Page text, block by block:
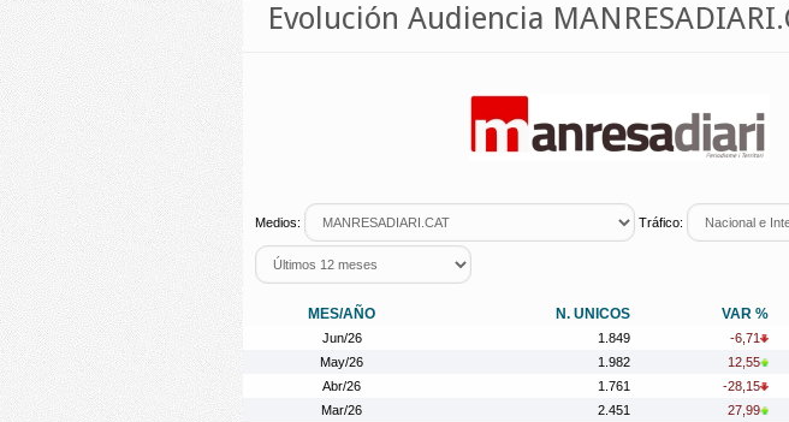
Evolución Audiencia
Medios: Tráfico:
MES/AÑO N. UNICOS VAR %
Jun/26 1.849 -6,71
May/26
1.982 12,55
Abr/26
1.761 -28,15
Mar/26
2.451 27,99